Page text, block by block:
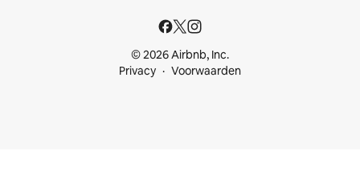
© 2026 Airbnb, Inc.
Privacy
Voorwaarden